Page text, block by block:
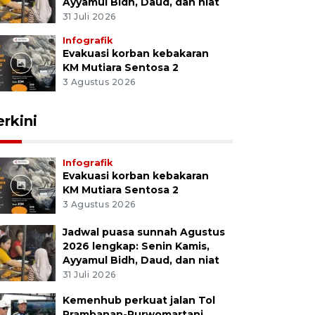
31 Juli 2026
Infografik
Evakuasi korban kebakaran
KM Mutiara Sentosa 2
3 Agustus 2026
Infografik
Evakuasi korban kebakaran
KM Mutiara Sentosa 2
3 Agustus 2026
Jadwal puasa sunnah Agustus
2026 lengkap: Senin Kamis,
Ayyamul Bidh, Daud, dan niat
31 Juli 2026
Kemenhub perkuat jalan Tol